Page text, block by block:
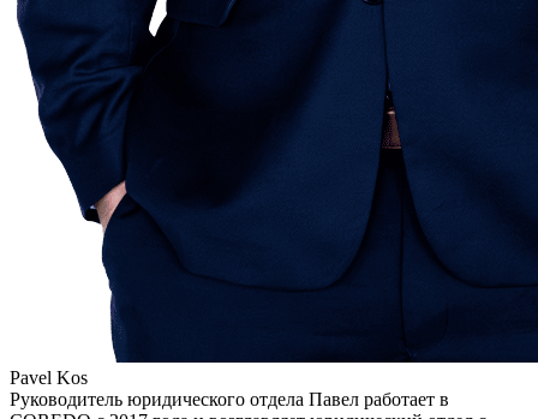
Pavel Kos
Руководитель юридического отдела Павел работает в